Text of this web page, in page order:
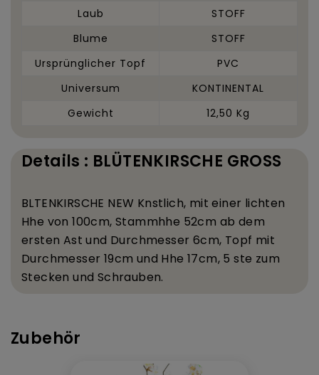
Laub
STOFF
Blume
STOFF
Ursprünglicher Topf
PVC
Universum
KONTINENTAL
Gewicht
12,50 Kg
Details : BLÜTENKIRSCHE GROSS
BLTENKIRSCHE NEW Knstlich, mit einer lichten
Hhe von 100cm, Stammhhe 52cm ab dem
ersten Ast und Durchmesser 6cm, Topf mit
Durchmesser 19cm und Hhe 17cm, 5ste zum
Stecken und Schrauben.
Zubehör